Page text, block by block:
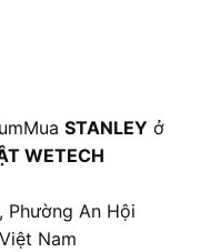
STANLEY ở
WETECH
Phường An Hội
Nam